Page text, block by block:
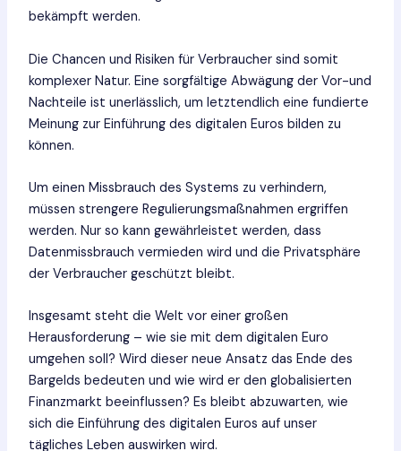
bekämpft werden.
Die Chancen und Risiken für Verbraucher sind somit
komplexer Natur. Eine sorgfältige Abwägung der Vor-und
Nachteile ist unerlässlich, um letztendlich eine fundierte
Meinung zur Einführung des digitalen Euros bilden zu
können.
Um einen Missbrauch des Systems zu verhindern,
müssen strengere Regulierungsmaßnahmen ergriffen
werden. Nur so kann gewährleistet werden, dass
Datenmissbrauch vermieden wird und die Privatsphäre
der Verbraucher geschützt bleibt.
Insgesamt steht die Welt vor einer großen
Herausforderung – wie sie mit dem digitalen Euro
umgehen soll? Wird dieser neue Ansatz das Ende des
Bargelds bedeuten und wie wird er den globalisierten
Finanzmarkt beeinflussen? Es bleibt abzuwarten, wie
sich die Einführung des digitalen Euros auf unser
tägliches Leben auswirken wird.